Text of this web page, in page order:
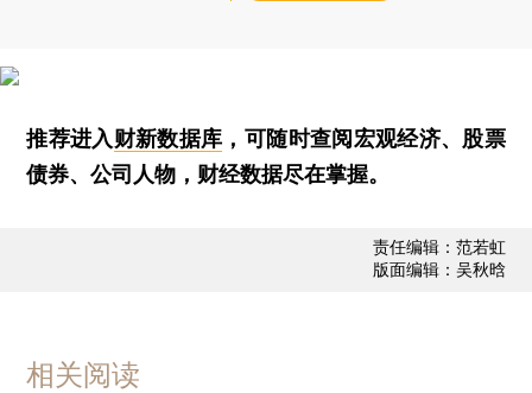
推荐进入财新数据库 ，可随时查阅宏观经济、股票
债券、公司人物，财经数据尽在掌握。
责任编辑：范若虹
版面编辑：吴秋晗
相关阅读